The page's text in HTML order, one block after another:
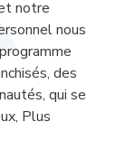
notre
nous
des
qui se
Plus